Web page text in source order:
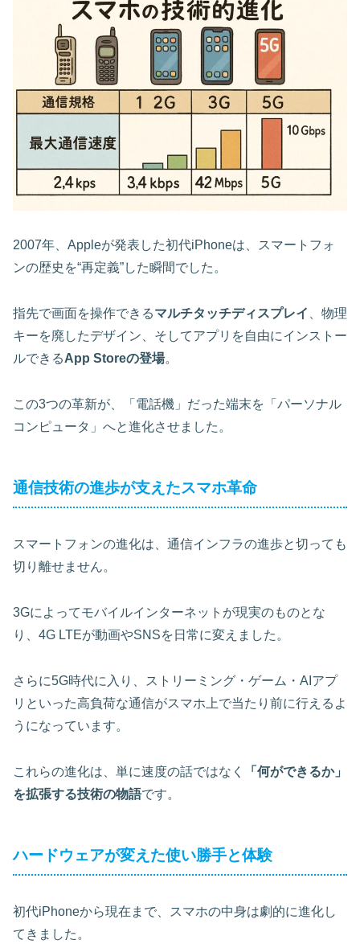
2007年、Appleが発表した初代iPhoneは、スマートフォ
ンの歴史を“再定義”した瞬間でした。
指先で画面を操作できるマルチタッチディスプレイ
、物理
キーを廃したデザイン、そしてアプリを自由にインストー
ルできるApp Storeの登場。
この3つの革新が、「電話機」だった端末を「パーソナル
コンピュータ」へと進化させました。
通信技術の進歩が支えたスマホ革命
スマートフォンの進化は、通信インフラの進歩と切っても
切り離せません。
3Gによってモバイルインターネットが現実のものとな
り、4G LTEが動画やSNSを日常に変えました。
さらに5G時代に入り、ストリーミング・ゲーム・AIアプ
リといった高負荷な通信がスマホ上で当たり前に行えるよ
うになっています。
これらの進化は、単に速度の話ではなく
「何ができるか」
を拡張する技術の物語です。
ハードウェアが変えた使い勝手と体験
初代iPhoneから現在まで、スマホの中身は劇的に進化し
てきました。